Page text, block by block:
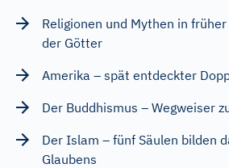
Religionen und Mythen in
der Götter
Amerika – spät entdeckter
Der Buddhismus – Wegweiser
Der Islam – fünf Säulen bilden
Glaubens